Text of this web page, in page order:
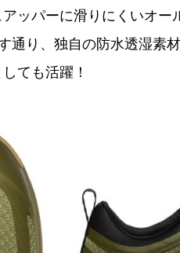
ッパーに滑りにくいオ
通り、独自の防水透湿素
ても活躍！